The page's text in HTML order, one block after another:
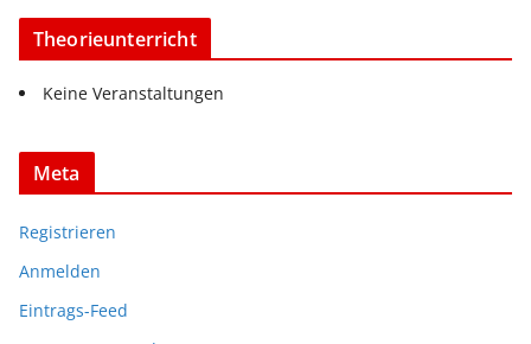
Theorieunterricht
Keine Veranstaltungen
Meta
Registrieren
Anmelden
Eintrags-Feed